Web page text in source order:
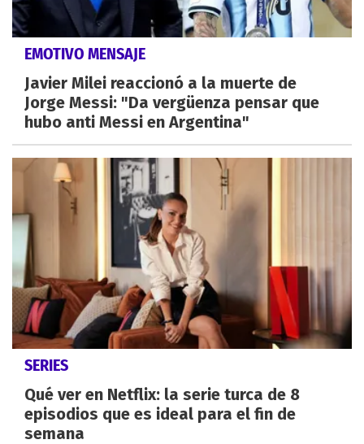
EMOTIVO MENSAJE
Javier Milei reaccionó a la muerte de
Jorge Messi: "Da vergüenza pensar que
hubo anti Messi en Argentina"
SERIES
Qué ver en Netflix: la serie turca de 8
episodios que es ideal para el fin de
semana